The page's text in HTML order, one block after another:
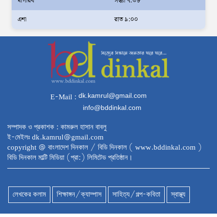
স্বরাষ্ট্রমন্ত্রীর সঙ্গে অস্ট্রেলিয়ার নাগরিকত্ব, কাস্টম
ও বহুসংস্কৃতি বিষয়ক সহকারী মন্ত্রীর সাক্ষাৎ
‘তরুণদের উৎসাহ দিলেন যুব ও ক্রীড়া প্রতিমন্ত্রী,
এলজিআরডি প্রতিমন্ত্রী, জনপ্রশাসন প্রতিমন্ত্রীসহ
বগুড়ার সংসদ সদস্যরা’
৬,০০০ (ছয় হাজার) পিস ইয়াবা ট্যাবলেট , নগদ
টাকা সহ জন মাদক ব্যবসায়ীকে গ্রেফতার করেছে
উত্তরখানে ডিএনসিসি প্রশাসক মো. শফিকুল ও
ঢাকা-১৮ আসনের সংসদ সদস্য এস এম জাহাঙ্গীর
হোসেনের উপর একদল দুস্কৃতিকারীদের হামলা
থেকেই পরিবর্তনের সূচনা করতে হবে: ভূমি ও পার্বত্য
চট্টগ্রাম প্রতিমন্ত্রী
এশা
রাত ৯:০০
E-Mail : dk.kamrul@gmail.com
info@bddinkal.com
সম্পাদক ও প্রকাশক : কামরুল হাসান বাবলু
ই-মেইলঃ dk.kamrul@gmail.com
copyright @ বাংলাদেশ দিনকাল / বিডি দিনকাল ( www.bddinkal.com )
বিডি দিনকাল মাল্টি মিডিয়া (প্রা:) লিমিটেড প্রতিষ্ঠান।
লেখকের কলাম শিক্ষাঙ্গন/ক্যাম্পাস সাহিত্য/গল্প-কবিতা স্বাস্থ্য